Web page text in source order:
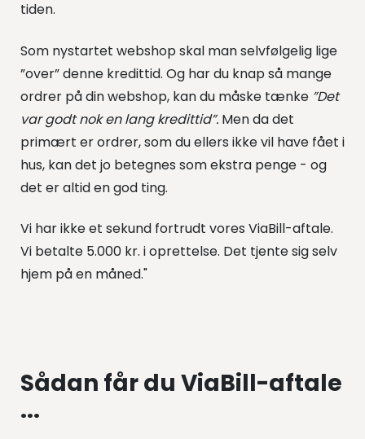
tiden.
Som nystartet webshop skal man selvfølgelig lige
”over” denne kredittid. Og har du knap så mange
ordrer på din webshop, kan du måske tænke ”Det
var godt nok en lang kredittid”. Men da det
primært er ordrer, som du ellers ikke vil have fået i
hus, kan det jo betegnes som ekstra penge - og
det er altid en god ting.
Vi har ikke et sekund fortrudt vores ViaBill-aftale.
Vi betalte 5.000 kr. i oprettelse. Det tjente sig selv
hjem på en måned."
Sådan får du ViaBill-aftale
...